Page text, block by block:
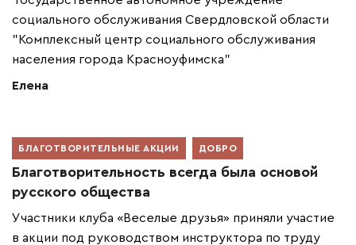
социального обслуживания Свердловской области
"Комплексный центр социального обслуживания
населения города Красноуфимска"
Елена
БЛАГОТВОРИТЕЛЬНЫЕ АКЦИИ ДОБРО
Благотворительность всегда была основой
русского общества
Участники клуба «Веселые друзья» приняли участие
в акции под руководством инструктора по труду